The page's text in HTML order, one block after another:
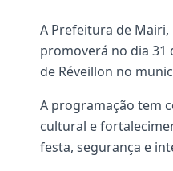
A Prefeitura de Mairi,
promoverá no dia 31
de Réveillon no
A programação tem
cultural e
festa, segurança e